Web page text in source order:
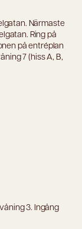
Närmaste
Ring på
på entréplan
7 (hiss A, B,
3. Ingång